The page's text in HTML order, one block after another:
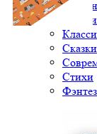
Сказки
Стихи